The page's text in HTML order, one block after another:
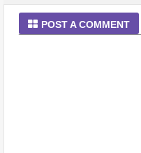
POST A COMMENT